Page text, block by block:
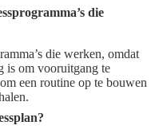
die
die werken, omdat
is om vooruitgang te
een routine op te bouwen